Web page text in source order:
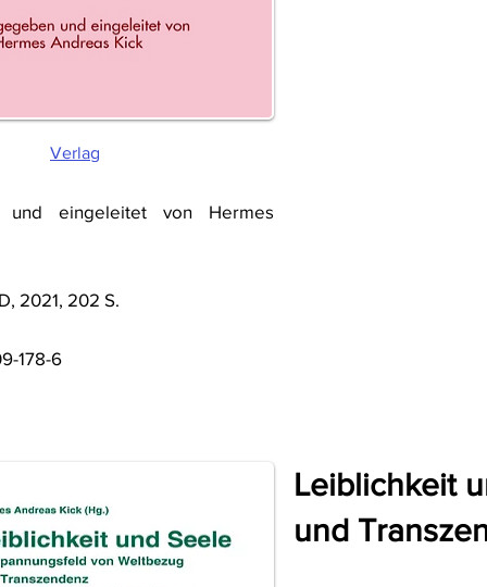
Verlag
und eingeleitet von Hermes
2021, 202 S.
178-6
Leiblichkeit
und